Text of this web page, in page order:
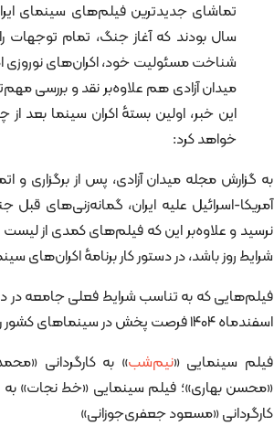
تماشای جدیدترین فیلم‌های سینمای
سال بودند که آغاز جنگ، تمام توجهات
شناخت مسئولیت خود، اکران‌های نوروزی
میدان آزادی هم علاوه‌بر نقد و بررسی
این خبر، اولین بستهٔ اکران سینما بعد
خواهد کرد:
به گزارش مجله میدان آزادی، پس از برگزاری
آمریکا-اسرائیل علیه ایران، گمانه‌زنی‌های
نرسید و علاوه‌بر این که فیلم‌های کمدی از
شرایط روز باشد، در دستور کار برنامهٔ اکران‌های
اسفندماه ۱۴۰۴ فرصت پخش در سینماهای کشور را داشتند. اسامی این فیلم‌ها به شرح زیر است:
فیلم‌ سینمایی «نیم‌شب» به کارگردانی
«محسن بهاری»؛ فیلم سینمایی «خط نجات» به
کارگردانی «مسعود جعفری‌جوزانی»